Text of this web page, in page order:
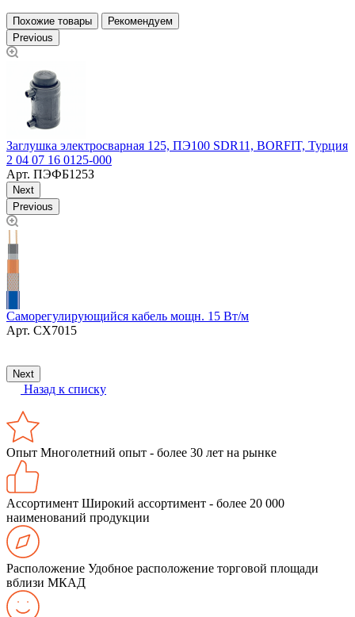
Похожие товары
Рекомендуем
Previous
Заглушка электросварная 125, ПЭ100 SDR11, BORFIT, Турция
2 04 07 16 0125-000
Арт. ПЭФБ125З
Next
Previous
Саморегулирующийся кабель мощн. 15 Вт/м
Арт. СХ7015
Next
Назад к списку
Опыт Многолетний опыт - более 30 лет на рынке
Ассортимент Широкий ассортимент - более 20 000
наименований продукции
Расположение Удобное расположение торговой площади
вблизи МКАД